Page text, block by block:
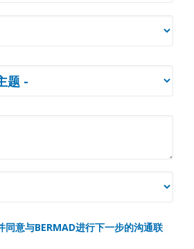
同意与BERMAD进行下一步的沟通联